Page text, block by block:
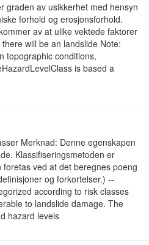
graden av usikkerhet med hensyn
forhold og erosjonsforhold.
av at ulike vektede faktorer
will be an landslide Note:
topographic conditions,
is based a
Merknad: Denne egenskapen
Klassifiseringsmetoden er
ved at det beregnes poeng
og forkortelser.) --
according to risk classes
to landslide damage. The
hazard levels